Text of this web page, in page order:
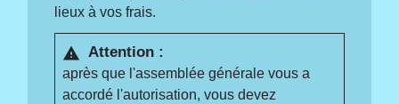
lieux à vos frais.
warning Attention :
après que l'assemblée générale vous a
accordé l'autorisation, vous devez